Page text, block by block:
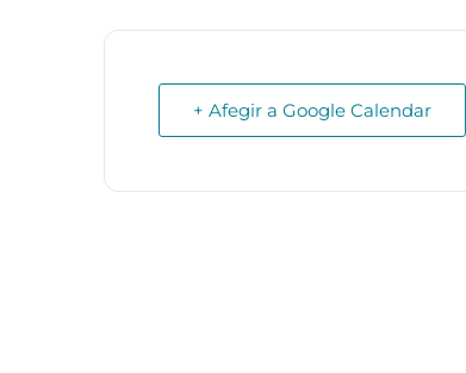
+ Afegir a Google Calendar